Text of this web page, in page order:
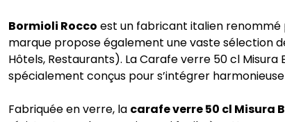
Bormioli Rocco est un fabricant italien renommé
marque propose également une vaste sélection
Hôtels, Restaurants). La Carafe verre 50 cl
spécialement conçus pour s’intégrer
Fabriquée en verre, la carafe verre 50 cl Misura